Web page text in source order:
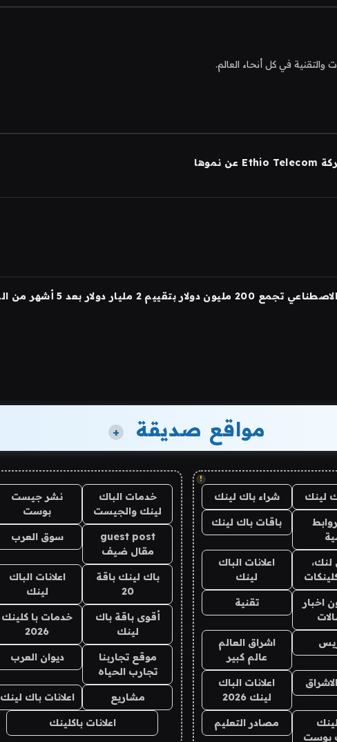
في كل أنحاء العالم.
مواقع صديقة +
!
لينك شراء باك لينك
باقات باك لينك
لنك،
اعلانات الباك
لينك
اخبار
تقنية
اشراق العالم
عالم كبير
اعلانات الباك
لينك 2026
بوست
مصادر التعليم
خدمات الباك
لينك والجيست
نشر جيست
بوست
guest post
مقال ضيف
سوق العرب
باك لينك باقة
20
اعلانات الباك
لينك
أقوى باقة باك
لينك
خدمات با كلينك
2026
موقع تجاربنا
تجارب الحياه
ديوان العرب
مشاريع اعلانات باك لينك
اعلانات باكلينك